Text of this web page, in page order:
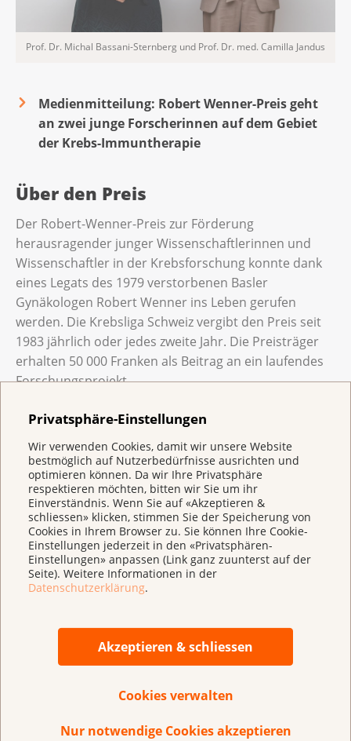
Privatsphäre-Einstellungen
Wir verwenden Cookies, damit wir unsere Website
bestmöglich auf Nutzerbedürfnisse ausrichten und
optimieren können. Da wir Ihre Privatsphäre
respektieren möchten, bitten wir Sie um ihr
Einverständnis. Wenn Sie auf «Akzeptieren &
schliessen» klicken, stimmen Sie der Speicherung von
Cookies in Ihrem Browser zu. Sie können Ihre Cookie-
Einstellungen jederzeit in den «Privatsphären-
Einstellungen» anpassen (Link ganz zuunterst auf der
Seite). Weitere Informationen in der
Datenschutzerklärung.
Akzeptieren & schliessen
Cookies verwalten
Nur notwendige Cookies akzeptieren
Prof. Dr. Michal Bassani-Sternberg und Prof. Dr. med. Camilla Jandus
Medienmitteilung: Robert Wenner-Preis geht
an zwei junge Forscherinnen auf dem Gebiet
der Krebs-Immuntherapie
Über den Preis
Der Robert-Wenner-Preis zur Förderung
herausragender junger Wissenschaftlerinnen und
Wissenschaftler in der Krebsforschung konnte dank
eines Legats des 1979 verstorbenen Basler
Gynäkologen Robert Wenner ins Leben gerufen
werden. Die Krebsliga Schweiz vergibt den Preis seit
1983 jährlich oder jedes zweite Jahr. Die Preisträger
erhalten 50 000 Franken als Beitrag an ein laufendes
Forschungsprojekt.
Bisherige Gewinnerinnen und Gewinner des
Robert Wenner-Preises
2023
Prof. Dr. Nicola Aceto, Zürich
Für seine Forschung in der
Krebsmetastasierung anerkannte Forscher
versucht gemeinsam mit seinem Team
erkennen und diese für die Krebstherapie
nutzbar zu machen.
Prof. Dr. med. Davide Rossi, Bellinzona
Laudation: «Pionier und Förderer: Wer war
Robert Wenner?»
Laudatio zur Preisverleihung 2023 und
zum 40-Jahr-Jubiläum am 14. September
2023 in Basel.
Bei Fragen steht Ihnen das Scientific Office
gerne zur Verfügung:
Krebsliga Schweiz
Effingerstrasse 40